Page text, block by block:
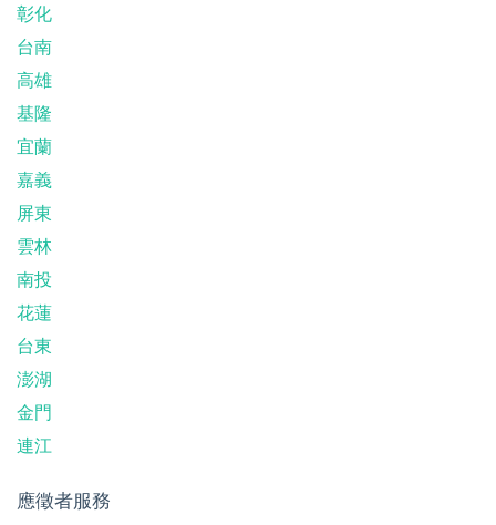
彰化
台南
高雄
基隆
宜蘭
嘉義
屏東
雲林
南投
花蓮
台東
澎湖
金門
連江
應徵者服務